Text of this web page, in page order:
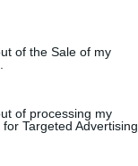
of the Sale of my
of processing my
Targeted Advertising.